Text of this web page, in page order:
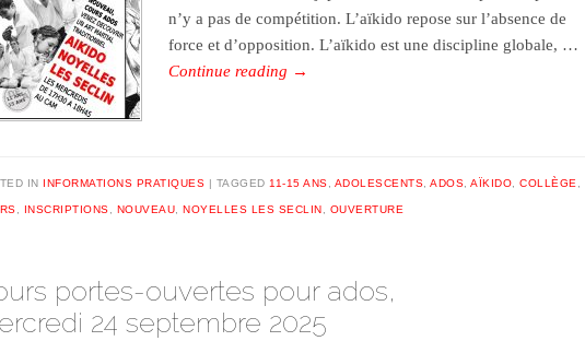
n’y a pas de compétition. L’aïkido repose sur l’absence de
force et d’opposition. L’aïkido est une discipline globale, …
Continue reading →
IN INFORMATIONS PRATIQUES TAGGED 11-15 ANS ADOLESCENTS ADOS AÏKIDO COLLÈGE
INSCRIPTIONS NOUVEAU NOYELLES LES SECLIN OUVERTURE
portes-ouvertes pour ados,
24 septembre 2025